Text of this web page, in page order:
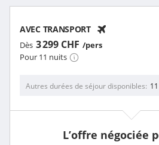
AVEC TRANSPORT
Dès 3 299 CHF /pers
Pour 11 nuits
Autres durées de séjour disponibles
L’offre négociée